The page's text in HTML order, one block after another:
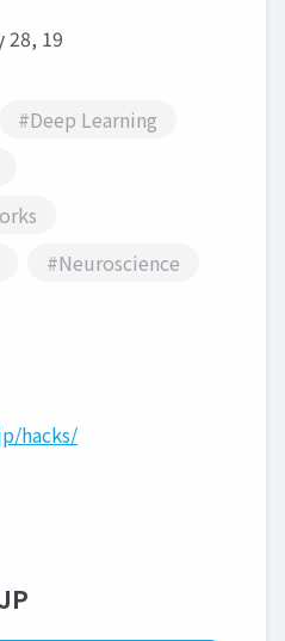
28, 19
#Deep Learning
#Neuroscience
hacks/